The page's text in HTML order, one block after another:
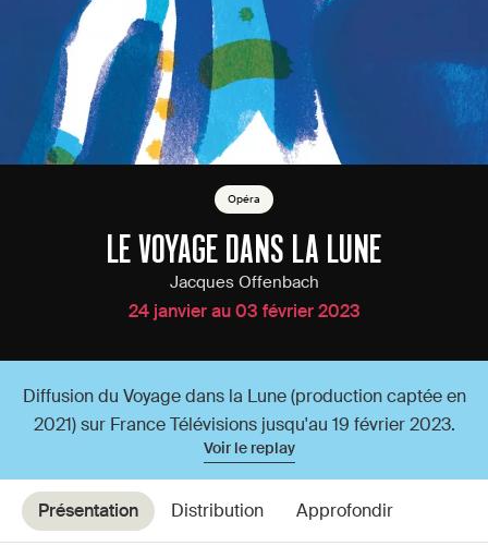
Opéra
LE VOYAGE DANS LA LUNE
Jacques Offenbach
24 janvier au 03 février 2023
Diffusion du Voyage dans la Lune (production captée en
2021) sur France Télévisions jusqu'au 19 février 2023.
Voir le replay
Présentation Distribution Approfondir